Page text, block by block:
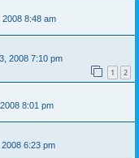
8:48 am
2008 7:10 pm
1 2
8:01 pm
6:23 pm